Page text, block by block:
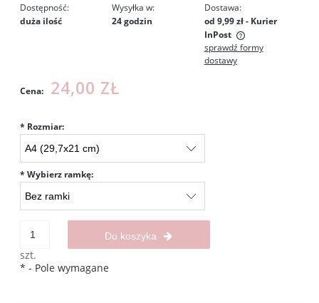
Dostępność:
duża ilość
Wysyłka w:
24 godzin
Dostawa:
od 9,99 zł- Kurier
InPost
Cena nie zawiera ewentualnych kosztów płatności
sprawdź formy
dostawy
Cena: 24,00 ZŁ
* Rozmiar:
* Wybierz ramkę:
szt.
Do koszyka
* - Pole wymagane